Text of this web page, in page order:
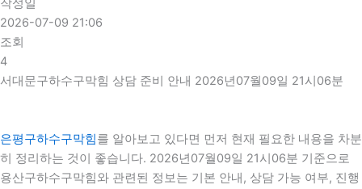
기
작성일
2026-07-09 21:06
조회
4
서대문구하수구막힘 상담 준비 안내 2026년07월09일 21시06분
은평구하수구막힘를 알아보고 있다면 먼저 현재 필요한 내용을 차분
히 정리하는 것이 좋습니다. 2026년07월09일 21시06분 기준으로
용산구하수구막힘와 관련된 정보는 기본 안내, 상담 가능 여부, 진행